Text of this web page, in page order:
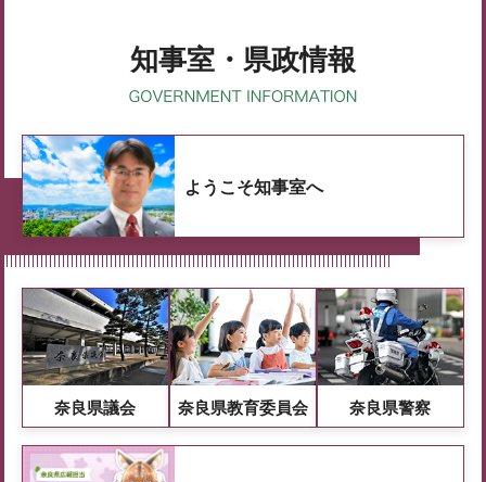
知事室・県政情報
ようこそ知事室へ
奈良県議会 奈良県教育委員会 奈良県警察